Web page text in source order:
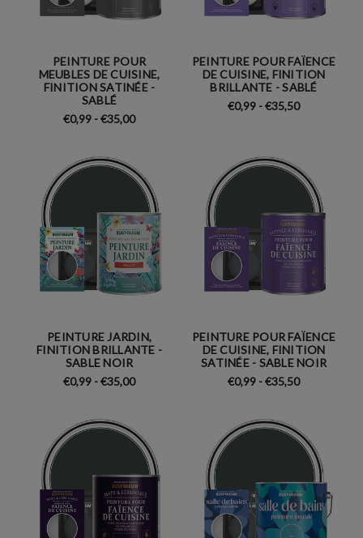
PEINTURE POUR
MEUBLES DE CUISINE,
FINITION SATINÉE -
SABLÉ
€0,99 - €35,00
PEINTURE POUR FAÏENCE
DE CUISINE, FINITION
BRILLANTE - SABLÉ
€0,99 - €35,50
PEINTURE JARDIN,
FINITION BRILLANTE -
SABLE NOIR
€0,99 - €35,00
PEINTURE POUR FAÏENCE
DE CUISINE, FINITION
SATINÉE - SABLE NOIR
€0,99 - €35,50